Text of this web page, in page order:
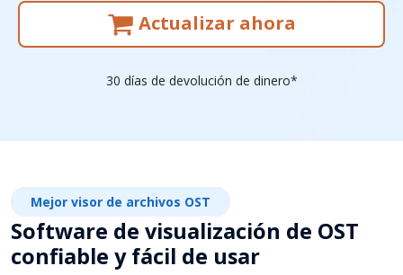
Actualizar ahora
30 días de devolución de dinero*
Mejor visor de archivos OST
Software de visualización de OST
confiable y fácil de usar